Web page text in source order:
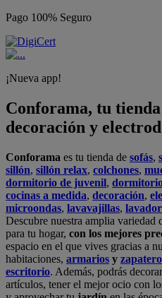
Pago 100% Seguro
¡Nueva app!
Conforama, tu tienda
decoración y
Conforama es tu tienda de sofás,
sillón, sillón relax, colchones,
dormitorio de juvenil,
cocinas a medida, decoración,
microondas, lavavajillas,
Descubre nuestra amplia variedad
para tu hogar, con los mejores
espacio en el que vives gracias a
habitaciones, armarios y
escritorio. Además, podrás
artículos, tener el mejor ocio con